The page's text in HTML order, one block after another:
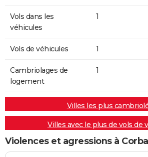
Vols dans les
véhicules
1
Vols de véhicules 1
Cambriolages de
logement
1
Villes les plus
Villes avec le plus de vols de
Violences et agressions à